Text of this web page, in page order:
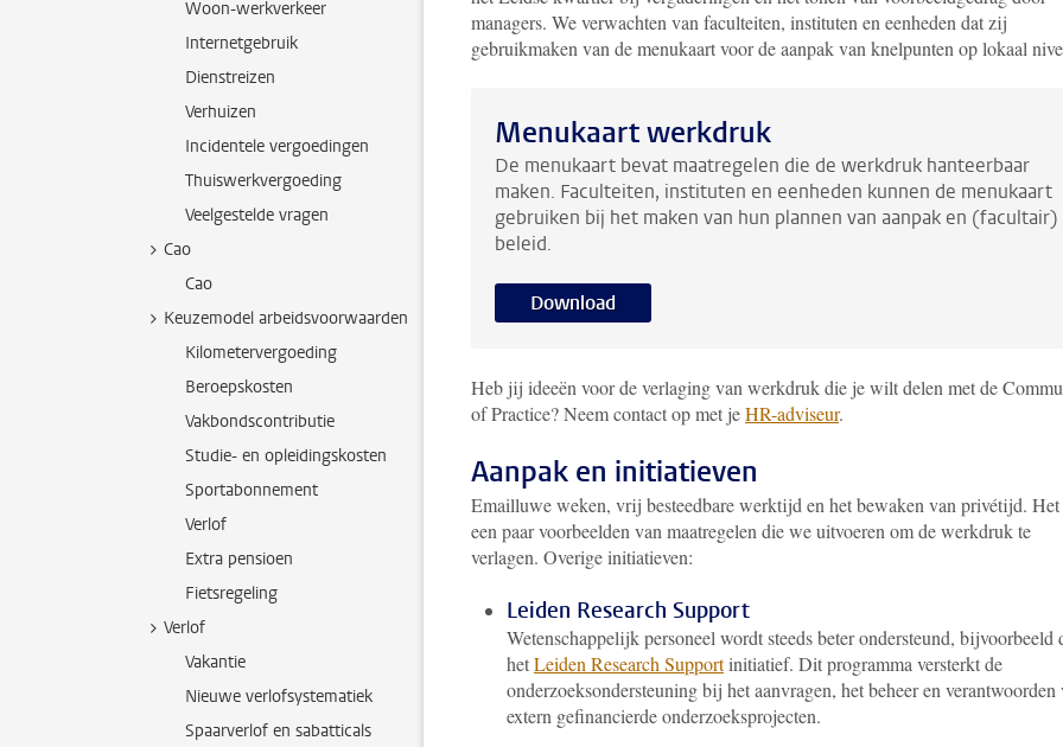
Woon-werkverkeer
Internetgebruik
Dienstreizen
Verhuizen
Incidentele vergoedingen
Thuiswerkvergoeding
Veelgestelde vragen
Cao
Cao
Keuzemodel arbeidsvoorwaarden
Kilometervergoeding
Beroepskosten
Vakbondscontributie
Studie- en opleidingskosten
Sportabonnement
Verlof
Extra pensioen
Fietsregeling
Verlof
Vakantie
Nieuwe verlofsystematiek
Spaarverlof en sabatticals
managers. We verwachten van faculteiten, instituten en eenheden dat zij
gebruikmaken van de menukaart voor de aanpak van knelpunten op lokaal
Menukaart werkdruk
De menukaart bevat maatregelen die de werkdruk hanteerbaar
maken. Faculteiten, instituten en eenheden kunnen de menukaart
gebruiken bij het maken van hun plannen van aanpak en (facultair)
beleid.
Download
Heb jij ideeën voor de verlaging van werkdruk die je wilt delen met de
of Practice? Neem contact op met jeHR-adviseur.
Aanpak en initiatieven
Emailluwe weken, vrij besteedbare werktijd en het bewaken van privétijd.
een paar voorbeelden van maatregelen die we uitvoeren om de werkdruk te
verlagen. Overige initiatieven:
Leiden Research Support
Wetenschappelijk personeel wordt steeds beter ondersteund, bijvoorbeeld
hetLeiden Research Supportinitiatief. Dit programma versterkt de
onderzoeksondersteuning bij het aanvragen, het beheer en verantwoorden
extern gefinancierde onderzoeksprojecten.